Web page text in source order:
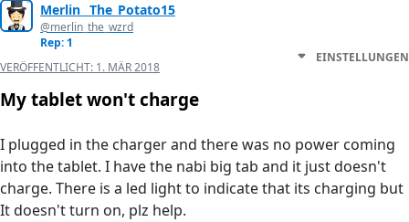
Merlin _The_Potato15
@merlin_the_wzrd
Rep: 1
VERÖFFENTLICHT: 1. MÄR 2018
EINSTELLUNGEN
My tablet won't charge
I plugged in the charger and there was no power coming
into the tablet. I have the nabi big tab and it just doesn't
charge. There is a led light to indicate that its charging but
It doesn't turn on, plz help.